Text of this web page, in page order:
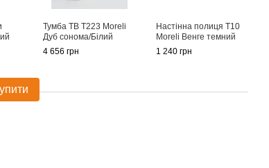
Тумба ТВ T223 Moreli
Дуб сонома/Білий
4 656 грн
Настінна полиця T10
Moreli Венге темний
1 240 грн